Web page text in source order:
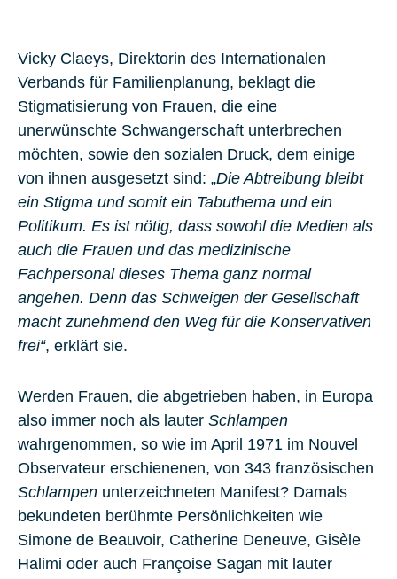
Vicky Claeys, Direktorin des Internationalen
Verbands für Familienplanung, beklagt die
Stigmatisierung von Frauen, die eine
unerwünschte Schwangerschaft unterbrechen
möchten, sowie den sozialen Druck, dem einige
von ihnen ausgesetzt sind: „Die Abtreibung bleibt
ein Stigma und somit ein Tabuthema und ein
Politikum. Es ist nötig, dass sowohl die Medien als
auch die Frauen und das medizinische
Fachpersonal dieses Thema ganz normal
angehen. Denn das Schweigen der Gesellschaft
macht zunehmend den Weg für die Konservativen
frei“, erklärt sie.
Werden Frauen, die abgetrieben haben, in Europa
also immer noch als lauter Schlampen
wahrgenommen, so wie im April 1971 im Nouvel
Observateur erschienenen, von 343 französischen
Schlampen unterzeichneten Manifest? Damals
bekundeten berühmte Persönlichkeiten wie
Simone de Beauvoir, Catherine Deneuve, Gisèle
Halimi oder auch Françoise Sagan mit lauter